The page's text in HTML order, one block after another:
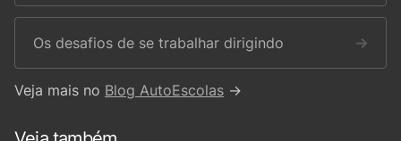
Os desafios de se trabalhar dirigindo →
Veja mais no Blog AutoEscolas →